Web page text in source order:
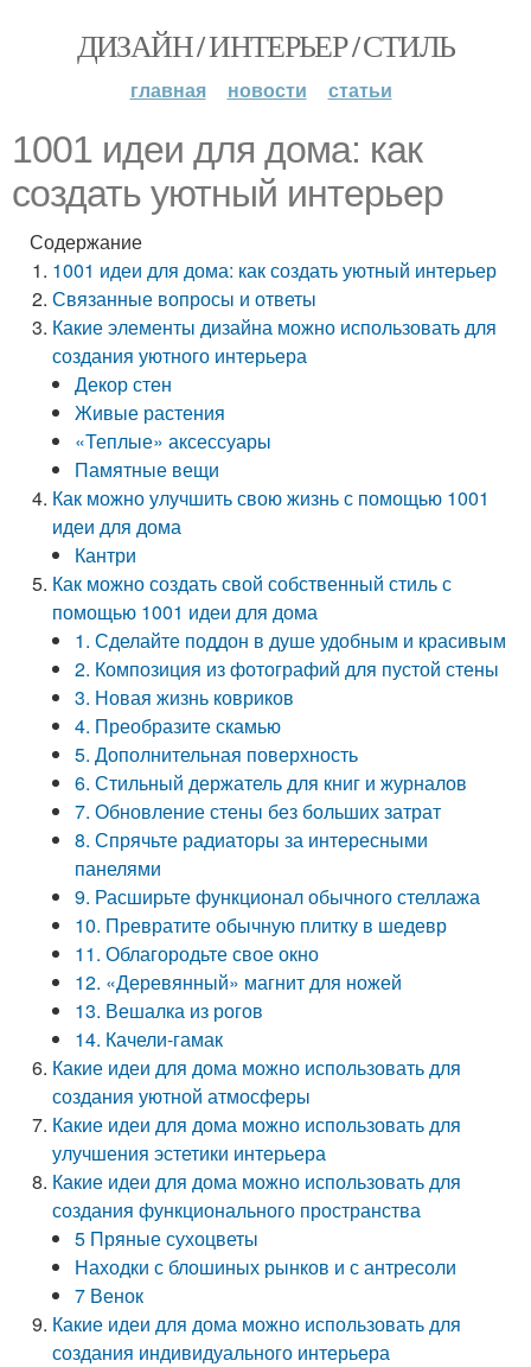
ДИЗАЙН / ИНТЕРЬЕР / СТИЛЬ
главная новости статьи
1001 идеи для дома: как
создать уютный интерьер
Содержание
1001 идеи для дома: как создать уютный интерьер
Связанные вопросы и ответы
Какие элементы дизайна можно использовать для
создания уютного интерьера
Декор стен
Живые растения
«Теплые» аксессуары
Памятные вещи
Как можно улучшить свою жизнь с помощью 1001
идеи для дома
Кантри
Как можно создать свой собственный стиль с
помощью 1001 идеи для дома
1. Сделайте поддон в душе удобным и красивым
2. Композиция из фотографий для пустой стены
3. Новая жизнь ковриков
4. Преобразите скамью
5. Дополнительная поверхность
6. Стильный держатель для книг и журналов
7. Обновление стены без больших затрат
8. Спрячьте радиаторы за интересными
панелями
9. Расширьте функционал обычного стеллажа
10. Превратите обычную плитку в шедевр
11. Облагородьте свое окно
12. «Деревянный» магнит для ножей
13. Вешалка из рогов
14. Качели-гамак
Какие идеи для дома можно использовать для
создания уютной атмосферы
Какие идеи для дома можно использовать для
улучшения эстетики интерьера
Какие идеи для дома можно использовать для
создания функционального пространства
5 Пряные сухоцветы
Находки с блошиных рынков и с антресоли
7 Венок
Какие идеи для дома можно использовать для
создания индивидуального интерьера